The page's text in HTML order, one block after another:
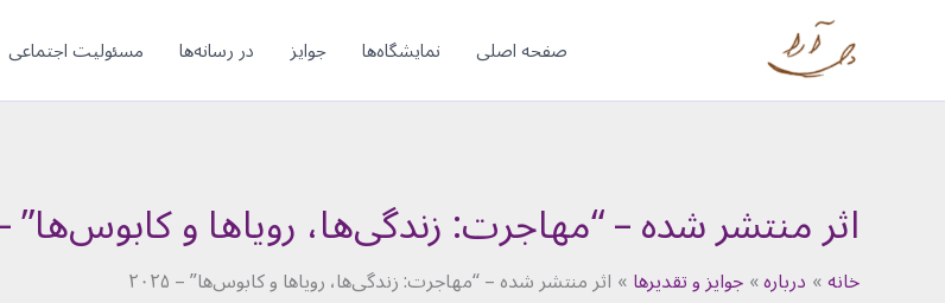
صفحه اصلی نمایشگاه‌ها جوایز در رسانه‌ها مسئولیت اجتماعی
اثر منتشر شده – “مهاجرت: زندگی‌ها، رویاها و کابوس‌ها” –
خانه درباره جوایز و تقدیرها اثر منتشر شده – “مهاجرت: زندگی‌ها، رویاها و کابوس‌ها” – ۲۰۲۵